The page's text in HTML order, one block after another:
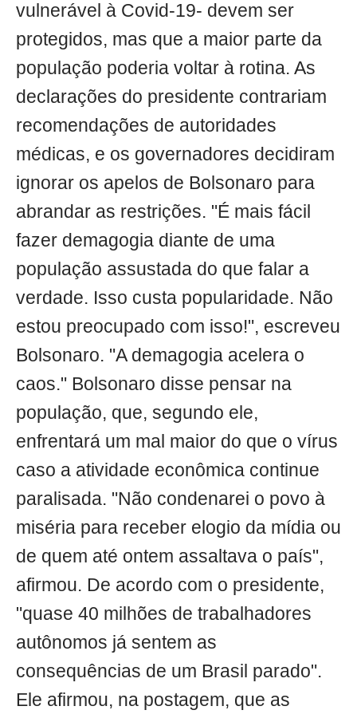
vulnerável à Covid-19- devem ser
protegidos, mas que a maior parte da
população poderia voltar à rotina. As
declarações do presidente contrariam
recomendações de autoridades
médicas, e os governadores decidiram
ignorar os apelos de Bolsonaro para
abrandar as restrições. "É mais fácil
fazer demagogia diante de uma
população assustada do que falar a
verdade. Isso custa popularidade. Não
estou preocupado com isso!", escreveu
Bolsonaro. "A demagogia acelera o
caos." Bolsonaro disse pensar na
população, que, segundo ele,
enfrentará um mal maior do que o vírus
caso a atividade econômica continue
paralisada. "Não condenarei o povo à
miséria para receber elogio da mídia ou
de quem até ontem assaltava o país",
afirmou. De acordo com o presidente,
"quase 40 milhões de trabalhadores
autônomos já sentem as
consequências de um Brasil parado".
Ele afirmou, na postagem, que as